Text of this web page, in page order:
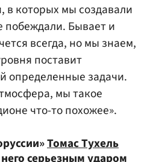
в которых мы создавали
побеждали. Бывает и
всегда, но мы знаем,
поставит
определенные задачи.
мы такое
что-то похожее».
Томас Тухель
серьезным ударом